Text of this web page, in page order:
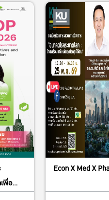
พื่อ
Econ X Med X